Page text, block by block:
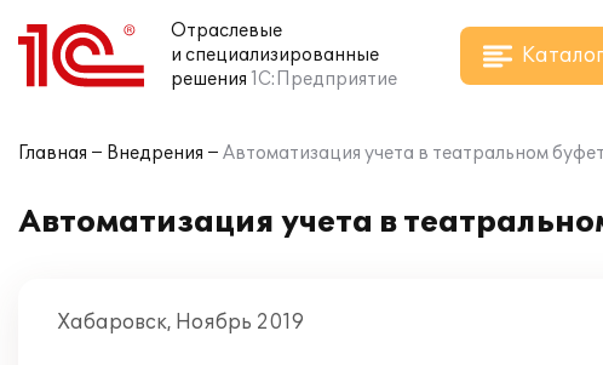
Отраслевые
и специализированные
решения 1С:Предприятие
Каталог
Главная Внедрения Автоматизация учета в театральном
Автоматизация учета в
Хабаровск, Ноябрь 2019